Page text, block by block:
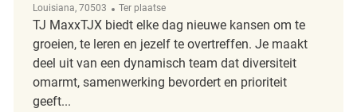
Louisiana, 70503
Afgelegen
Ter plaatse
TJ MaxxTJX biedt elke dag nieuwe kansen om te
groeien, te leren en jezelf te overtreffen. Je maakt
deel uit van een dynamisch team dat diversiteit
omarmt, samenwerking bevordert en prioriteit
geeft...